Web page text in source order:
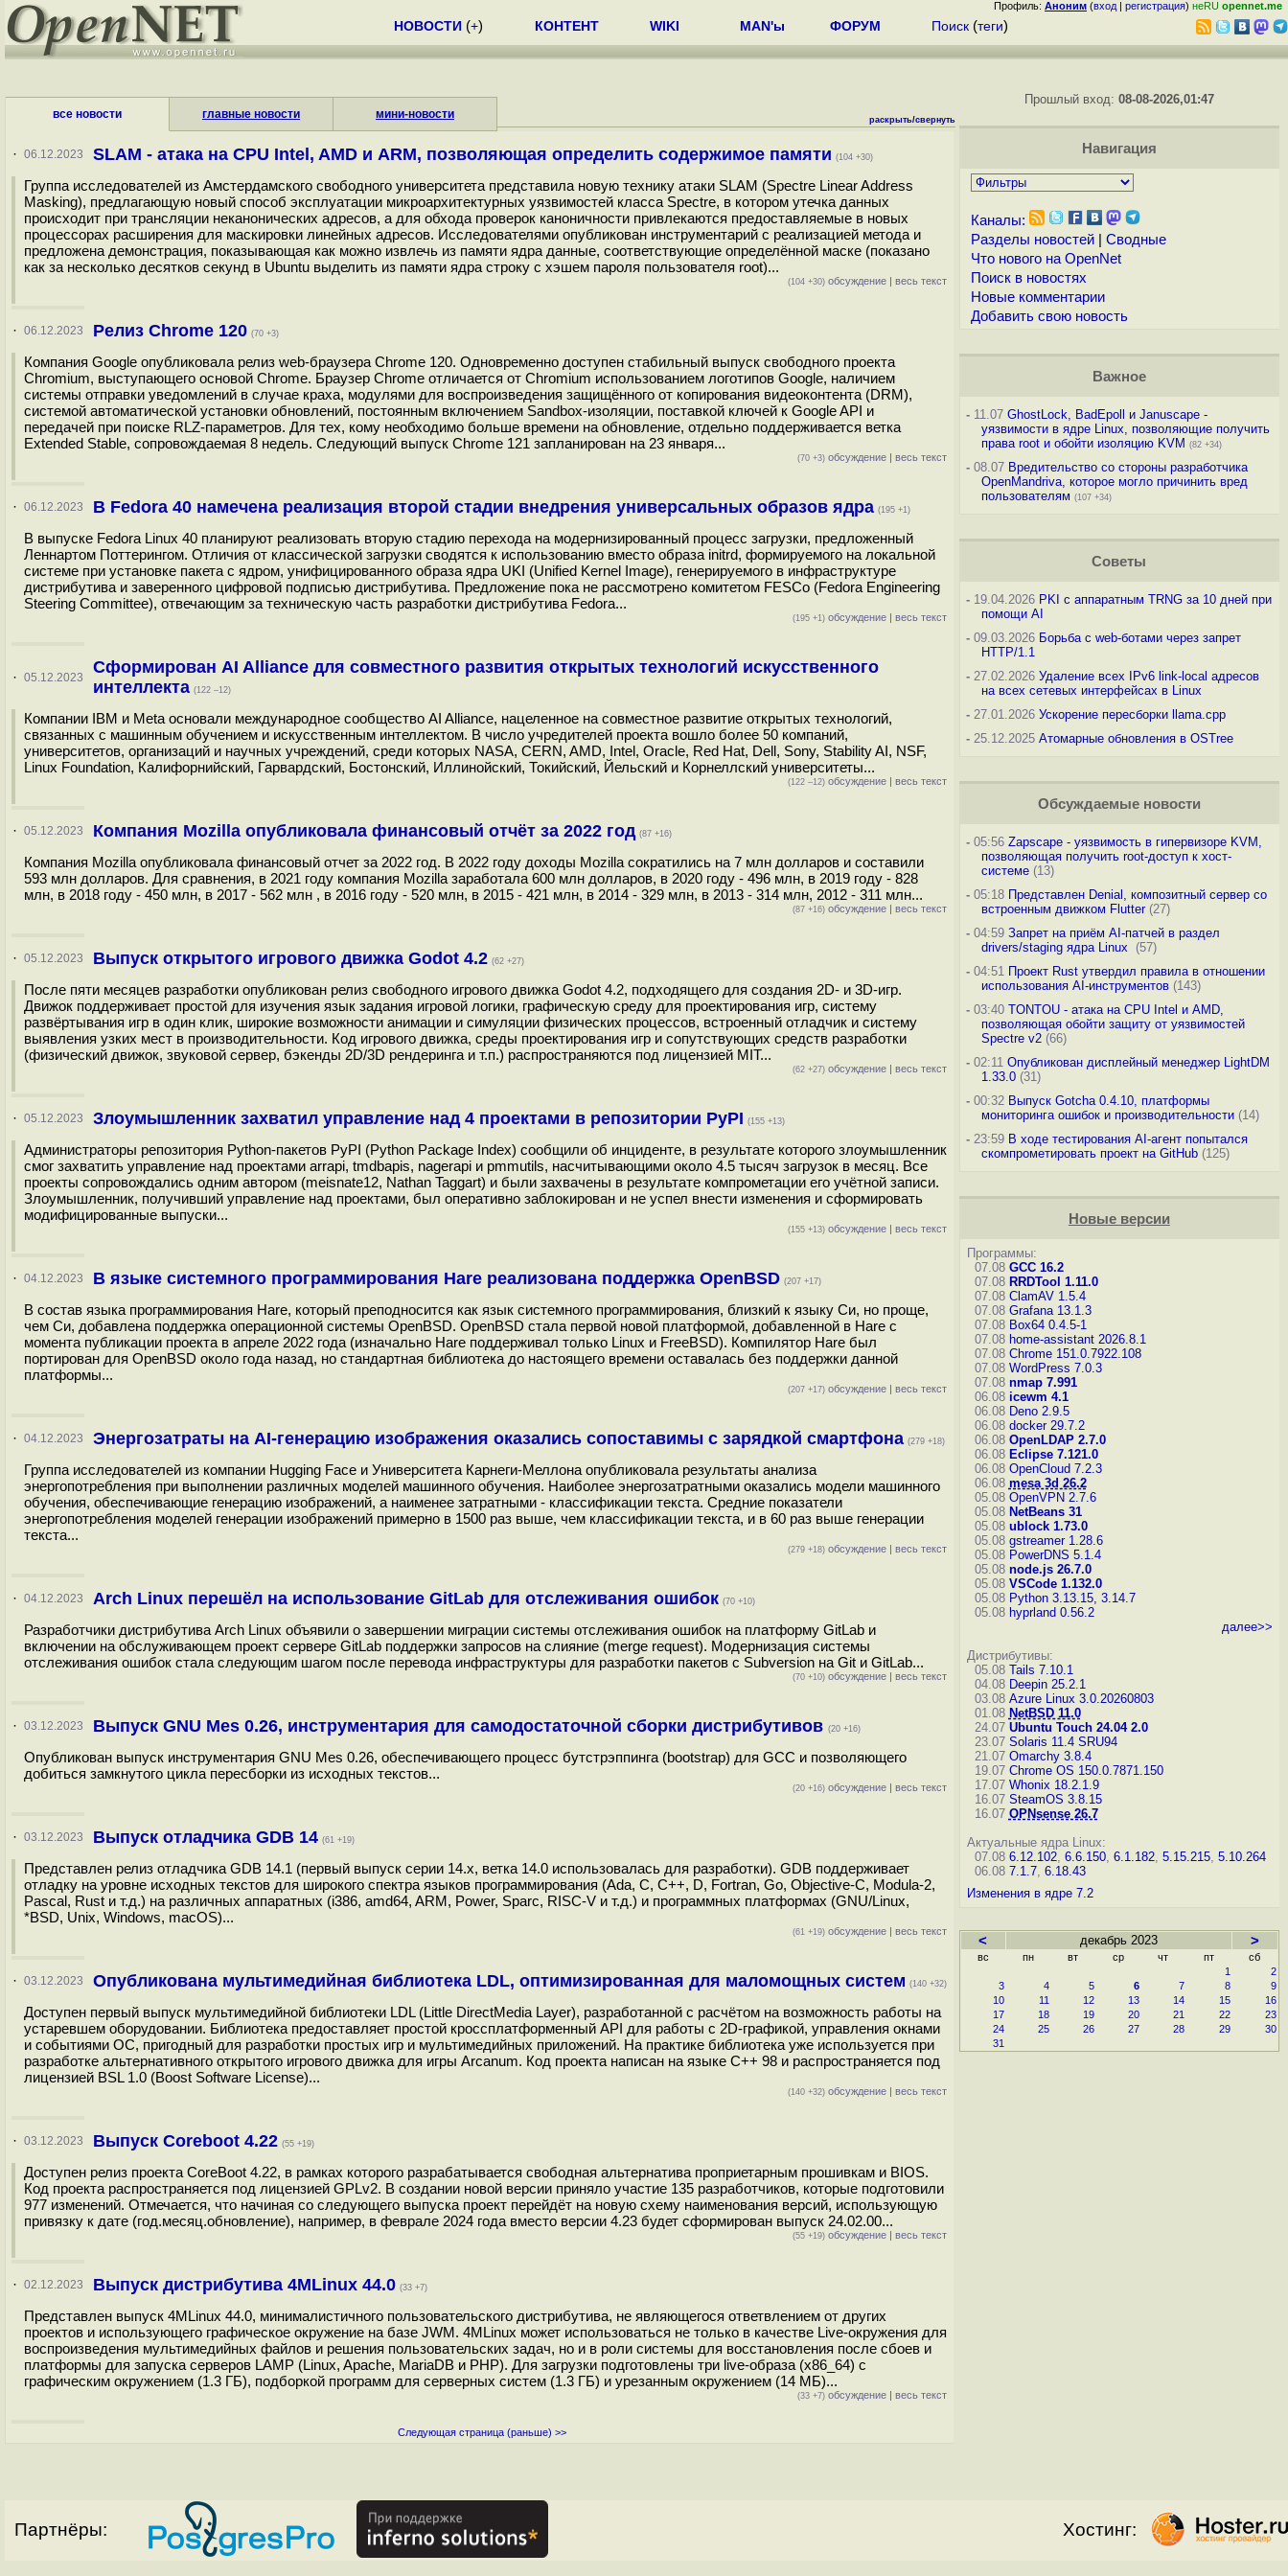
Профиль: Аноним (вход | регистрация) неRU opennet.me
НОВОСТИ (+) КОНТЕНТ WIKI MAN'ы ФОРУМ Поиск (теги)
все новости главные новости мини-новости раскрыть/свернуть
· 06.12.2023 SLAM - атака на CPU Intel, AMD и ARM, позволяющая определить содержимое памяти (104 +30)
Группа исследователей из Амстердамского свободного университета представила новую технику атаки SLAM (Spectre Linear Address
Masking), предлагающую новый способ эксплуатации микроархитектурных уязвимостей класса Spectre, в котором утечка данных
происходит при трансляции неканонических адресов, а для обхода проверок каноничности привлекаются предоставляемые в новых
процессорах расширения для маскировки линейных адресов. Исследователями опубликован инструментарий с реализацией метода и
предложена демонстрация, показывающая как можно извлечь из памяти ядра данные, соответствующие определённой маске (показано
как за несколько десятков секунд в Ubuntu выделить из памяти ядра строку с хэшем пароля пользователя root)...
(104 +30) обсуждение | весь текст
· 06.12.2023 Релиз Chrome 120 (70 +3)
Компания Google опубликовала релиз web-браузера Chrome 120. Одновременно доступен стабильный выпуск свободного проекта
Chromium, выступающего основой Chrome. Браузер Chrome отличается от Chromium использованием логотипов Google, наличием
системы отправки уведомлений в случае краха, модулями для воспроизведения защищённого от копирования видеоконтента (DRM),
системой автоматической установки обновлений, постоянным включением Sandbox-изоляции, поставкой ключей к Google API и
передачей при поиске RLZ-параметров. Для тех, кому необходимо больше времени на обновление, отдельно поддерживается ветка
Extended Stable, сопровождаемая 8 недель. Следующий выпуск Chrome 121 запланирован на 23 января...
(70 +3) обсуждение | весь текст
· 06.12.2023 В Fedora 40 намечена реализация второй стадии внедрения универсальных образов ядра (195 +1)
В выпуске Fedora Linux 40 планируют реализовать вторую стадию перехода на модернизированный процесс загрузки, предложенный
Леннартом Поттерингом. Отличия от классической загрузки сводятся к использованию вместо образа initrd, формируемого на локальной
системе при установке пакета с ядром, унифицированного образа ядра UKI (Unified Kernel Image), генерируемого в инфраструктуре
дистрибутива и заверенного цифровой подписью дистрибутива. Предложение пока не рассмотрено комитетом FESCo (Fedora Engineering
Steering Committee), отвечающим за техническую часть разработки дистрибутива Fedora...
(195 +1) обсуждение | весь текст
· 05.12.2023
Сформирован AI Alliance для совместного развития открытых технологий искусственного
интеллекта (122 –12)
Компании IBM и Meta основали международное сообщество AI Alliance, нацеленное на совместное развитие открытых технологий,
связанных с машинным обучением и искусственным интеллектом. В число учредителей проекта вошло более 50 компаний,
университетов, организаций и научных учреждений, среди которых NASA, CERN, AMD, Intel, Oracle, Red Hat, Dell, Sony, Stability AI, NSF,
Linux Foundation, Калифорнийский, Гарвардский, Бостонский, Иллинойский, Токийский, Йельский и Корнеллский университеты...
(122 –12) обсуждение | весь текст
· 05.12.2023 Компания Mozilla опубликовала финансовый отчёт за 2022 год (87 +16)
Компания Mozilla опубликовала финансовый отчет за 2022 год. В 2022 году доходы Mozilla сократились на 7 млн долларов и составили
593 млн долларов. Для сравнения, в 2021 году компания Mozilla заработала 600 млн долларов, в 2020 году - 496 млн, в 2019 году - 828
млн, в 2018 году - 450 млн, в 2017 - 562 млн , в 2016 году - 520 млн, в 2015 - 421 млн, в 2014 - 329 млн, в 2013 - 314 млн, 2012 - 311 млн...
(87 +16) обсуждение | весь текст
· 05.12.2023 Выпуск открытого игрового движка Godot 4.2 (62 +27)
После пяти месяцев разработки опубликован релиз свободного игрового движка Godot 4.2, подходящего для создания 2D- и 3D-игр.
Движок поддерживает простой для изучения язык задания игровой логики, графическую среду для проектирования игр, систему
развёртывания игр в один клик, широкие возможности анимации и симуляции физических процессов, встроенный отладчик и систему
выявления узких мест в производительности. Код игрового движка, среды проектирования игр и сопутствующих средств разработки
(физический движок, звуковой сервер, бэкенды 2D/3D рендеринга и т.п.) распространяются под лицензией MIT...
(62 +27) обсуждение | весь текст
· 05.12.2023 Злоумышленник захватил управление над 4 проектами в репозитории PyPI (155 +13)
Администраторы репозитория Python-пакетов PyPI (Python Package Index) сообщили об инциденте, в результате которого злоумышленник
смог захватить управление над проектами arrapi, tmdbapis, nagerapi и pmmutils, насчитывающими около 4.5 тысяч загрузок в месяц. Все
проекты сопровождались одним автором (meisnate12, Nathan Taggart) и были захвачены в результате компрометации его учётной записи.
Злоумышленник, получивший управление над проектами, был оперативно заблокирован и не успел внести изменения и сформировать
модифицированные выпуски...
(155 +13) обсуждение | весь текст
· 04.12.2023 В языке системного программирования Hare реализована поддержка OpenBSD (207 +17)
В состав языка программирования Hare, который преподносится как язык системного программирования, близкий к языку Си, но проще,
чем Си, добавлена поддержка операционной системы OpenBSD. OpenBSD стала первой новой платформой, добавленной в Hare с
момента публикации проекта в апреле 2022 года (изначально Hare поддерживал только Linux и FreeBSD). Компилятор Hare был
портирован для OpenBSD около года назад, но стандартная библиотека до настоящего времени оставалась без поддержки данной
платформы...
(207 +17) обсуждение | весь текст
· 04.12.2023 Энергозатраты на AI-генерацию изображения оказались сопоставимы с зарядкой смартфона (279 +18)
Группа исследователей из компании Hugging Face и Университета Карнеги-Меллона опубликовала результаты анализа
энергопотребления при выполнении различных моделей машинного обучения. Наиболее энергозатратными оказались модели машинного
обучения, обеспечивающие генерацию изображений, а наименее затратными - классификации текста. Средние показатели
энергопотребления моделей генерации изображений примерно в 1500 раз выше, чем классификации текста, и в 60 раз выше генерации
текста...
(279 +18) обсуждение | весь текст
· 04.12.2023 Arch Linux перешёл на использование GitLab для отслеживания ошибок (70 +10)
Разработчики дистрибутива Arch Linux объявили о завершении миграции системы отслеживания ошибок на платформу GitLab и
включении на обслуживающем проект сервере GitLab поддержки запросов на слияние (merge request). Модернизация системы
отслеживания ошибок стала следующим шагом после перевода инфраструктуры для разработки пакетов с Subversion на Git и GitLab...
(70 +10) обсуждение | весь текст
· 03.12.2023 Выпуск GNU Mes 0.26, инструментария для самодостаточной сборки дистрибутивов (20 +16)
Опубликован выпуск инструментария GNU Mes 0.26, обеспечивающего процесс бутстрэппинга (bootstrap) для GCC и позволяющего
добиться замкнутого цикла пересборки из исходных текстов...
(20 +16) обсуждение | весь текст
· 03.12.2023 Выпуск отладчика GDB 14 (61 +19)
Представлен релиз отладчика GDB 14.1 (первый выпуск серии 14.x, ветка 14.0 использовалась для разработки). GDB поддерживает
отладку на уровне исходных текстов для широкого спектра языков программирования (Ada, C, C++, D, Fortran, Go, Objective-C, Modula-2,
Pascal, Rust и т.д.) на различных аппаратных (i386, amd64, ARM, Power, Sparc, RISC-V и т.д.) и программных платформах (GNU/Linux,
*BSD, Unix, Windows, macOS)...
(61 +19) обсуждение | весь текст
· 03.12.2023 Опубликована мультимедийная библиотека LDL, оптимизированная для маломощных систем (140 +32)
Доступен первый выпуск мультимедийной библиотеки LDL (Little DirectMedia Layer), разработанной с расчётом на возможность работы на
устаревшем оборудовании. Библиотека предоставляет простой кроссплатформенный API для работы с 2D-графикой, управления окнами
и событиями ОС, пригодный для разработки простых игр и мультимедийных приложений. На практике библиотека уже используется при
разработке альтернативного открытого игрового движка для игры Arcanum. Код проекта написан на языке С++ 98 и распространяется под
лицензией BSL 1.0 (Boost Software License)...
(140 +32) обсуждение | весь текст
· 03.12.2023 Выпуск Coreboot 4.22 (55 +19)
Доступен релиз проекта CoreBoot 4.22, в рамках которого разрабатывается свободная альтернатива проприетарным прошивкам и BIOS.
Код проекта распространяется под лицензией GPLv2. В создании новой версии приняло участие 135 разработчиков, которые подготовили
977 изменений. Отмечается, что начиная со следующего выпуска проект перейдёт на новую схему наименования версий, использующую
привязку к дате (год.месяц.обновление), например, в феврале 2024 года вместо версии 4.23 будет сформирован выпуск 24.02.00...
(55 +19) обсуждение | весь текст
· 02.12.2023 Выпуск дистрибутива 4MLinux 44.0 (33 +7)
Представлен выпуск 4MLinux 44.0, минималистичного пользовательского дистрибутива, не являющегося ответвлением от других
проектов и использующего графическое окружение на базе JWM. 4MLinux может использоваться не только в качестве Live-окружения для
воспроизведения мультимедийных файлов и решения пользовательских задач, но и в роли системы для восстановления после сбоев и
платформы для запуска серверов LAMP (Linux, Apache, MariaDB и PHP). Для загрузки подготовлены три live-образа (x86_64) с
графическим окружением (1.3 ГБ), подборкой программ для серверных систем (1.3 ГБ) и урезанным окружением (14 МБ)...
(33 +7) обсуждение | весь текст
Следующая страница (раньше) >>
Прошлый вход:08-08-2026,01:47
Навигация
Каналы:
Разделы новостей| Сводные
Что нового на OpenNet
Поиск в новостях
Новые комментарии
Добавить свою новость
Важное
-11.07 GhostLock, BadEpoll и Januscape -
уязвимости в ядре Linux, позволяющие получить
права root и обойти изоляцию KVM (82 +34)
-08.07 Вредительство со стороны разработчика
OpenMandriva, которое могло причинить вред
пользователям (107 +34)
Советы
-19.04.2026 PKI с аппаратным TRNG за 10 дней при
помощи AI
-09.03.2026 Борьба с web-ботами через запрет
HTTP/1.1
-27.02.2026 Удаление всех IPv6 link-local адресов
на всех сетевых интерфейсах в Linux
-27.01.2026 Ускорение пересборки llama.cpp
-25.12.2025 Атомарные обновления в OSTree
Обсуждаемые новости
-05:56 Zapscape - уязвимость в гипервизоре KVM,
позволяющая получить root-доступ к хост-
системе(13)
-05:18 Представлен Denial, композитный сервер со
встроенным движком Flutter(27)
-04:59 Запрет на приём AI-патчей в раздел
drivers/staging ядра Linux
(57)
-04:51 Проект Rust утвердил правила в отношении
использования AI-инструментов(143)
-03:40 TONTOU - атака на CPU Intel и AMD,
позволяющая обойти защиту от уязвимостей
Spectre v2(66)
-02:11 Опубликован дисплейный менеджер LightDM
1.33.0(31)
-00:32 Выпуск Gotcha 0.4.10, платформы
мониторинга ошибок и производительности(14)
-23:59 В ходе тестирования AI-агент попытался
скомпрометировать проект на GitHub(125)
Новые версии
Программы:
07.08 GCC 16.2
07.08 RRDTool 1.11.0
07.08 ClamAV 1.5.4
07.08 Grafana 13.1.3
07.08 Box64 0.4.5-1
07.08 home-assistant 2026.8.1
07.08 Chrome 151.0.7922.108
07.08 WordPress 7.0.3
07.08 nmap 7.991
06.08 icewm 4.1
06.08 Deno 2.9.5
06.08 docker 29.7.2
06.08 OpenLDAP 2.7.0
06.08 Eclipse 7.121.0
06.08 OpenCloud 7.2.3
06.08 mesa 3d 26.2
05.08 OpenVPN 2.7.6
05.08 NetBeans 31
05.08 ublock 1.73.0
05.08 gstreamer 1.28.6
05.08 PowerDNS 5.1.4
05.08 node.js 26.7.0
05.08 VSCode 1.132.0
05.08 Python 3.13.15, 3.14.7
05.08 hyprland 0.56.2
далее>>
Дистрибутивы:
05.08 Tails 7.10.1
04.08 Deepin 25.2.1
03.08 Azure Linux 3.0.20260803
01.08 NetBSD 11.0
24.07 Ubuntu Touch 24.04 2.0
23.07 Solaris 11.4 SRU94
21.07 Omarchy 3.8.4
19.07 Chrome OS 150.0.7871.150
17.07 Whonix 18.2.1.9
16.07 SteamOS 3.8.15
16.07 OPNsense 26.7
Актуальные ядра Linux:
07.08 6.12.102, 6.6.150, 6.1.182, 5.15.215, 5.10.264
06.08 7.1.7, 6.18.43
Изменения в ядре 7.2
< декабрь 2023 >
вс пн вт ср чт пт
сб
1
2
3
4 5 6 7 8
9
10
11 12 13 14 15
16
17
18 19 20 21 22
23
24
25 26 27 28 29
30
31
Партнёры: Хостинг: